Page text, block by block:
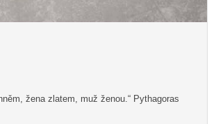
žena zlatem, muž ženou.“ Pythagoras